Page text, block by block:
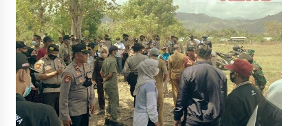
Santong
4 minggu ago
Dosen UTS Siap Kembangkan Inovasi Lewat
Pelatihan PDPP 2026 Bali
4 minggu ago
Terapkan “Polantas Menyapa”, Satlantas Polres